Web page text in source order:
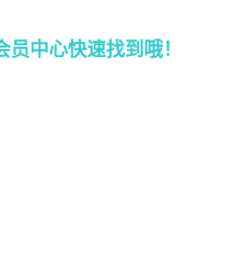
中心快速找到哦！